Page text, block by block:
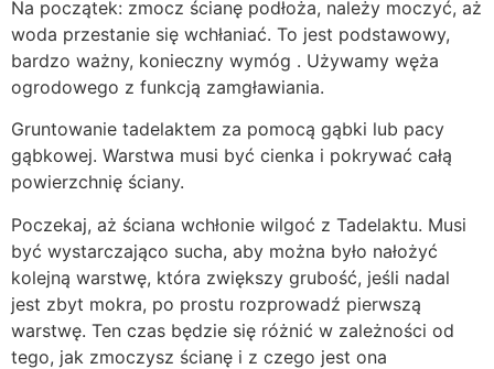
Na początek: zmocz ścianę podłoża, należy moczyć, aż
woda przestanie się wchłaniać. To jest podstawowy,
bardzo ważny, konieczny wymóg . Używamy węża
ogrodowego z funkcją zamgławiania.
Gruntowanie tadelaktem za pomocą gąbki lub pacy
gąbkowej. Warstwa musi być cienka i pokrywać całą
powierzchnię ściany.
Poczekaj, aż ściana wchłonie wilgoć z Tadelaktu. Musi
być wystarczająco sucha, aby można było nałożyć
kolejną warstwę, która zwiększy grubość, jeśli nadal
jest zbyt mokra, po prostu rozprowadź pierwszą
warstwę. Ten czas będzie się różnić w zależności od
tego, jak zmoczysz ścianę i z czego jest ona